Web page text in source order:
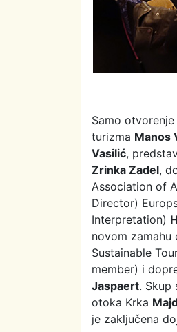
Samo
turizma Manos
Vasilić,
Zrinka Zadel,
Association of
Director)
Interpretation)
novom
Sustainable
member) i
Jaspaert. Skup
otoka Krka
je zaključena